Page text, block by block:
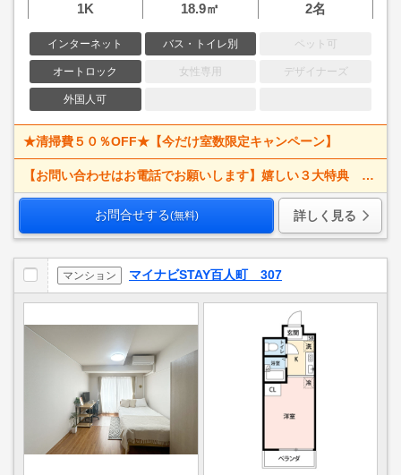
1K 18.9㎡ 2名
インターネット バス・トイレ別 ペット可
オートロック 女性専用 デザイナーズ
外国人可
★清掃費５０％OFF★【今だけ室数限定キャンペーン】
【お問い合わせはお電話でお願いします】嬉しい３大特典 賃料大幅値下げ！ 寝具一式＆ベッドメイキング無料＋α
お問合せする(無料) 詳しく見る
マンション マイナビSTAY百人町 307